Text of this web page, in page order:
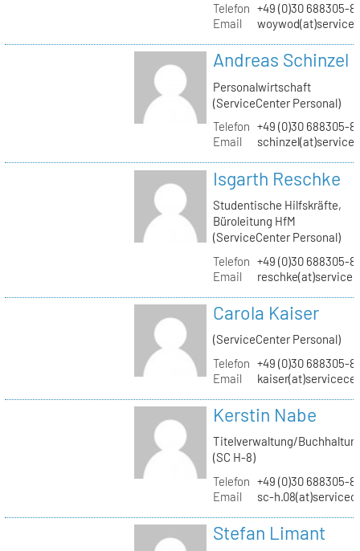
Telefon +49 (0)30 688305-
Email
Andreas Schinzel
Personalwirtschaft
(ServiceCenter Personal)
Telefon +49 (0)30 688305-
Email
Isgarth Reschke
Studentische Hilfskräfte,
Büroleitung HfM
(ServiceCenter Personal)
Telefon +49 (0)30 688305-
Email
Carola Kaiser
(ServiceCenter Personal)
Telefon +49 (0)30 688305-
Email
Kerstin Nabe
Titelverwaltung/
(SC H-8)
Telefon +49 (0)30 688305-
Email
sc-
Stefan Limant